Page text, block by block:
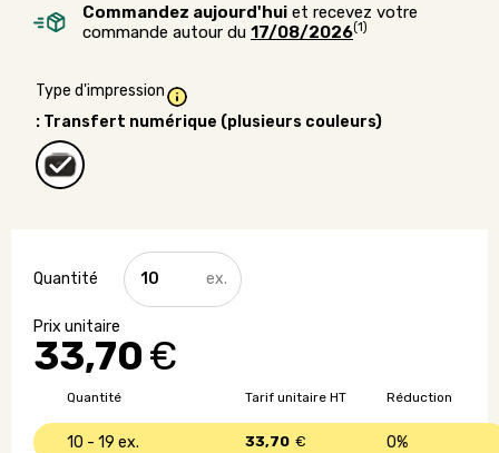
Commandez aujourd'hui et recevez votre
commande autour du 17/08/2026(1)
Type d'impression
: Transfert numérique (plusieurs couleurs)
33,70€
quantité
de
Jeu
pétanque
à
Quantité Réduction
Tarif unitaire HT
10 - 19 0%
33,70 €